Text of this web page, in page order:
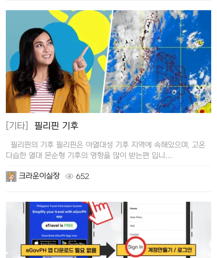
[기타] 필리핀 기후
필리핀의 기후 필리핀은 아열대성 기후 지역에 속해있으며, 고온
다습한 열대 몬순형 기후의 영향을 많이 받는편 입니…
크라운이실장 652